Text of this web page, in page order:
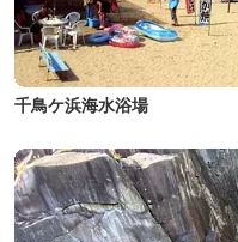
千鳥ケ浜海水浴場